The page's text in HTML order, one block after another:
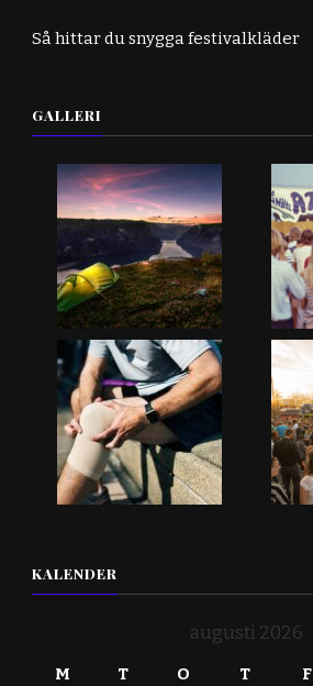
Så hittar du snygga festivalkläder
GALLERI
KALENDER
augusti 2026
M T O T F